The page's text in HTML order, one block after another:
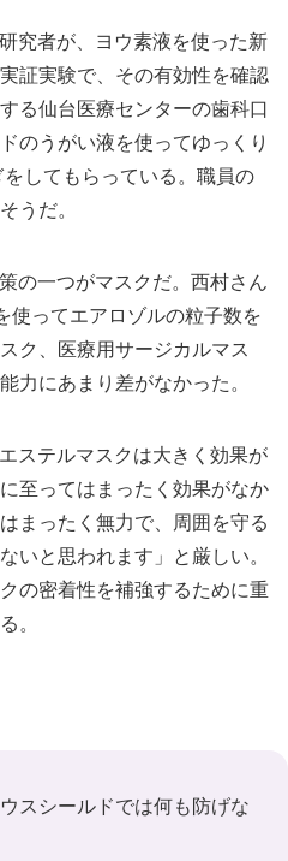
究者が、ヨウ素液を使った新
証実験で、その有効性を確認
る仙台医療センターの歯科口
のうがい液を使ってゆっくり
してもらっている。職員の
うだ。
の一つがマスクだ。西村さん
使ってエアロゾルの粒子数を
ク、医療用サージカルマス
力にあまり差がなかった。
ステルマスクは大きく効果が
至ってはまったく効果がなか
まったく無力で、周囲を守る
いと思われます」と厳しい。
の密着性を補強するために重
。
スシールドでは何も防げな